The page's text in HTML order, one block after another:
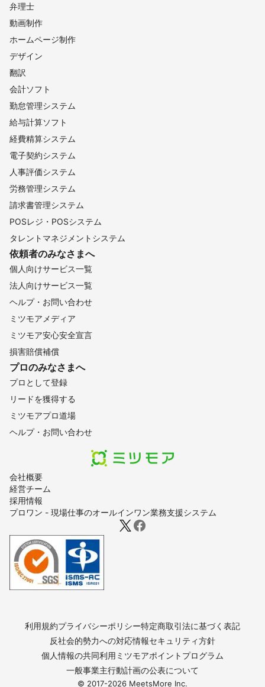
会社概要
経営チーム
採用情報
プロワン - 現場仕事のオールインワン業務支援システム
弁理士
動画制作
ホームページ制作
デザイン
翻訳
会計ソフト
勤怠管理システム
給与計算ソフト
経費精算システム
電子契約システム
人事評価システム
労務管理システム
請求書管理システム
POSレジ・POSシステム
タレントマネジメントシステム
依頼者のみなさまへ
個人向けサービス一覧
法人向けサービス一覧
ヘルプ・お問い合わせ
ミツモアメディア
ミツモア安心安全宣言
損害賠償補償
プロのみなさまへ
プロとして登録
リードを獲得する
ミツモアプロ道場
ヘルプ・お問い合わせ
利用規約プライバシーポリシー特定商取引法に基づく表記
反社会的勢力への対応情報セキュリティ方針
個人情報の共同利用 ミツモアポイントプログラム
一般事業主行動計画の公表について
© 2017-2026 MeetsMore Inc.